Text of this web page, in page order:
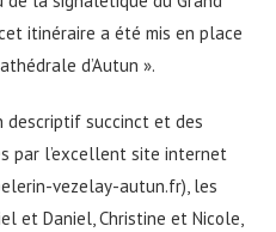
itinéraire a été mis en place
d’Autun ».
descriptif succinct et des
par l’excellent site internet
vezelay-autun.fr), les
et Daniel, Christine et Nicole,